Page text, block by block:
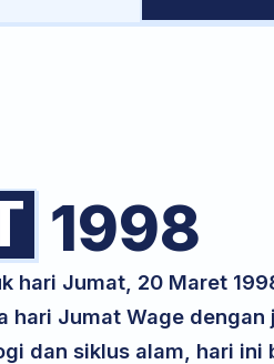
1998
hari Jumat, 20 Maret
hari Jumat Wage
dan siklus alam, hari ini